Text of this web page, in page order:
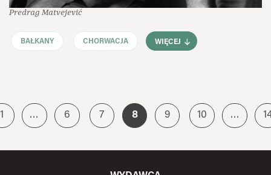
Predrag Matvejević
BAŁKANY CHORWACJA WIĘCEJ
1 … 6 7 8 9 10 …